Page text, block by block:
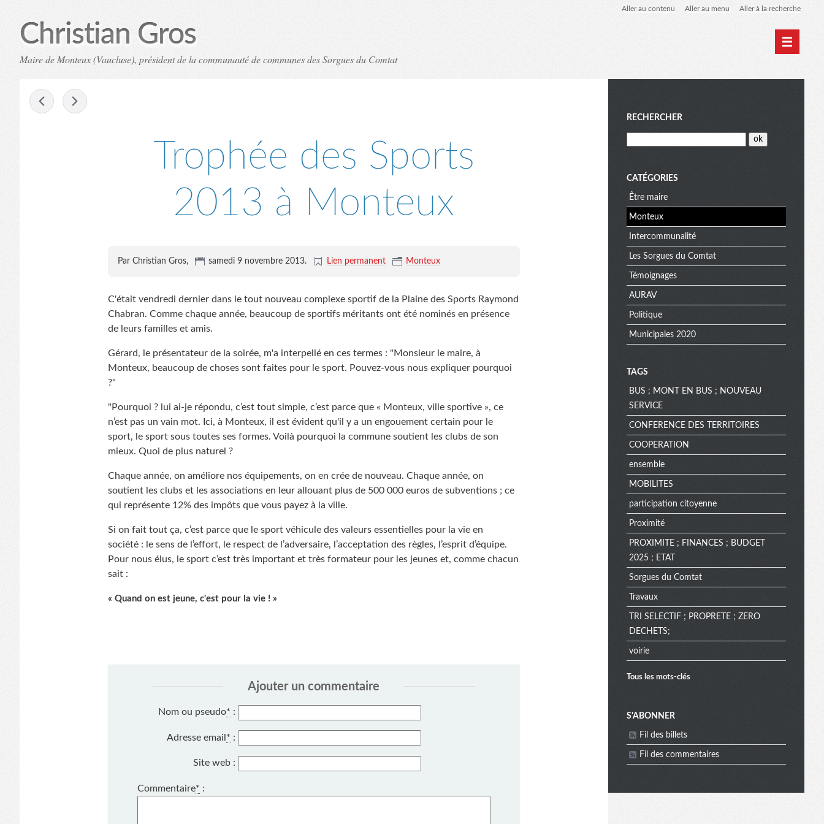
Aller au contenu Aller au menu Aller à la recherche
Christian Gros
Maire de Monteux (Vaucluse), président de la communauté de communes des Sorgues du Comtat
Trophée des Sports
2013 à Monteux
Par Christian Gros, samedi 9 novembre 2013. Lien permanent Monteux
C'était vendredi dernier dans le tout nouveau complexe sportif de la Plaine des Sports Raymond
Chabran. Comme chaque année, beaucoup de sportifs méritants ont été nominés en présence
de leurs familles et amis.
Gérard, le présentateur de la soirée, m'a interpellé en ces termes : "Monsieur le maire, à
Monteux, beaucoup de choses sont faites pour le sport. Pouvez-vous nous expliquer pourquoi
?"
"Pourquoi ? lui ai-je répondu, c’est tout simple, c’est parce que « Monteux, ville sportive », ce
n’est pas un vain mot. Ici, à Monteux, il est évident qu'il y a un engouement certain pour le
sport, le sport sous toutes ses formes. Voilà pourquoi la commune soutient les clubs de son
mieux. Quoi de plus naturel ?
Chaque année, on améliore nos équipements, on en crée de nouveau. Chaque année, on
soutient les clubs et les associations en leur allouant plus de 500 000 euros de subventions ; ce
qui représente 12% des impôts que vous payez à la ville.
Si on fait tout ça, c’est parce que le sport véhicule des valeurs essentielles pour la vie en
société : le sens de l’effort, le respect de l’adversaire, l’acceptation des règles, l’esprit d’équipe.
Pour nous élus, le sport c’est très important et très formateur pour les jeunes et, comme chacun
sait :
« Quand on est jeune, c'est pour la vie ! »
Ajouter un commentaire
Nom ou pseudo* :
Adresse email * :
Site web :
Commentaire* :
M
e
n
u
RECHERCHER
CATÉGORIES
Être maire
Monteux
Intercommunalité
Les Sorgues du Comtat
Témoignages
AURAV
Politique
Municipales 2020
TAGS
BUS ; MONT EN BUS ; NOUVEAU
SERVICE
CONFERENCE DES TERRITOIRES
COOPERATION
ensemble
MOBILITES
participation citoyenne
Proximité
PROXIMITE ; FINANCES ; BUDGET
2025 ; ETAT
Sorgues du Comtat
Travaux
TRI SELECTIF ; PROPRETE ; ZERO
DECHETS;
voirie
Tous les mots-clés
M
e
S'ABONNER
Fil des billets
Fil des commentaires